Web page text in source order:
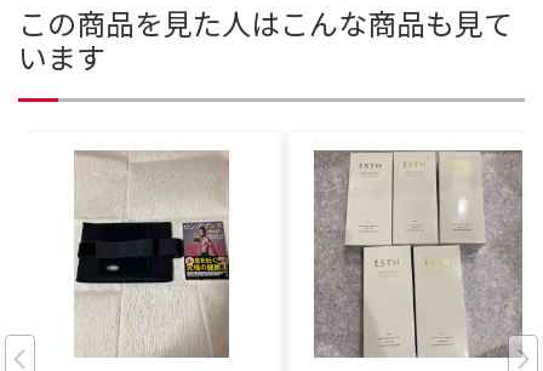
この商品を見た人はこんな商品も見て
います